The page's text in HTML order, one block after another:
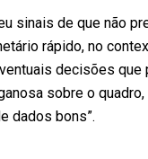
sinais de que não
rápido, no
decisões que
sobre o quadro,
dados bons”.